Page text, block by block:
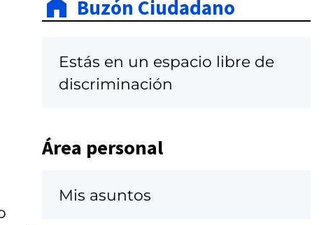
Buzón Ciudadano
Estás en un espacio libre de
discriminación
Área personal
Mis asuntos